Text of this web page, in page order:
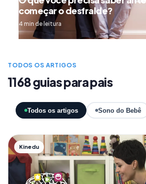
começar o desfralde?
4 min de leitura
TODOS OS ARTIGOS
1168 guias para pais
Todos os artigos Sono do Bebê
Kinedu